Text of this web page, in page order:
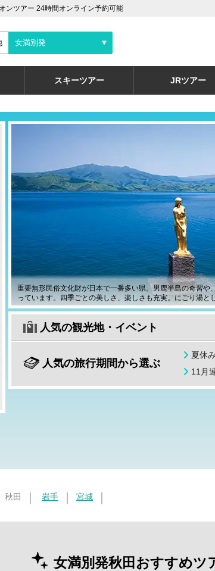
ンツアー 24時間オンライン予約可能
女満別発
スキーツアー JRツアー
重要無形民俗文化財が日本で一番多い県。男鹿半島の奇習
っています。四季ごとの美しさ、楽しさも充実。にごり湯と
人気の観光地・イベント
人気の旅行期間から選ぶ
夏休
11月
秋田 岩手 宮城
女満別発秋田おすすめツ